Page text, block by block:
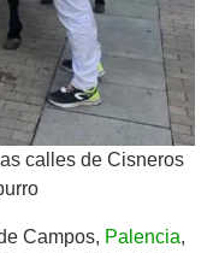
calles de Cisneros
Campos, Palencia,